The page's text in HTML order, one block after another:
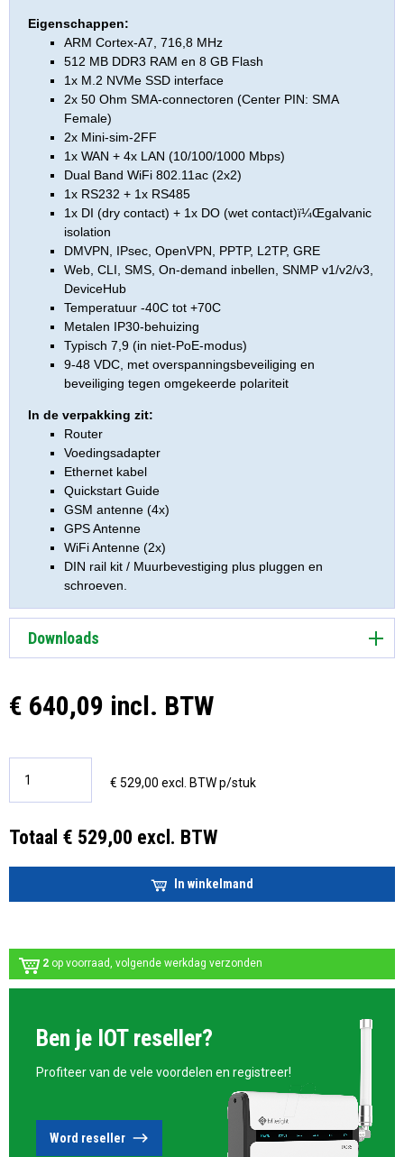
Eigenschappen:
ARM Cortex-A7, 716,8 MHz
512 MB DDR3 RAM en 8 GB Flash
1x M.2 NVMe SSD interface
2x 50 Ohm SMA-connectoren (Center PIN: SMA
Female)
2x Mini-sim-2FF
1x WAN + 4x LAN (10/100/1000 Mbps)
Dual Band WiFi 802.11ac (2x2)
1x RS232 + 1x RS485
1x DI (dry contact) + 1x DO (wet contact)ï¼Œgalvanic
isolation
DMVPN, IPsec, OpenVPN, PPTP, L2TP, GRE
Web, CLI, SMS, On-demand inbellen, SNMP v1/v2/v3,
DeviceHub
Temperatuur -40C tot +70C
Metalen IP30-behuizing
Typisch 7,9 (in niet-PoE-modus)
9-48 VDC, met overspanningsbeveiliging en
beveiliging tegen omgekeerde polariteit
In de verpakking zit:
Router
Voedingsadapter
Ethernet kabel
Quickstart Guide
GSM antenne (4x)
GPS Antenne
WiFi Antenne (2x)
DIN rail kit / Muurbevestiging plus pluggen en
schroeven.
Downloads
€ 640,09 incl. BTW
€ 529,00 excl. BTW p/stuk
Totaal € 529,00 excl. BTW
In winkelmand
2 op voorraad, volgende werkdag verzonden
Ben je IOT reseller?
Profiteer van de vele voordelen en registreer!
Word reseller